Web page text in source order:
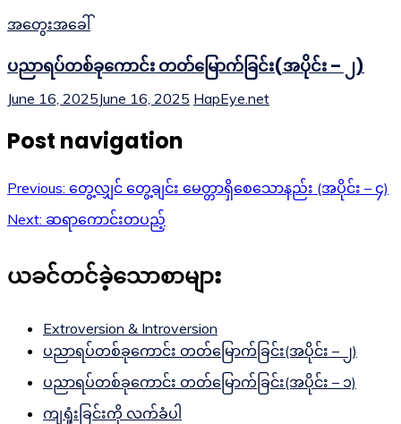
အတွေးအခေါ်
ပညာရပ်တစ်ခုကောင်း တတ်မြောက်ခြင်း(အပိုင်း – ၂)
June 16, 2025June 16, 2025 HapEye.net
Post navigation
Previous: တွေ့လျှင် တွေ့ချင်း မေတ္တာရှိစေသောနည်း (အပိုင်း – ၄)
Next: ဆရာကောင်းတပည့်
ယခင်တင်ခဲ့သောစာများ
Extroversion & Introversion
ပညာရပ်တစ်ခုကောင်း တတ်မြောက်ခြင်း(အပိုင်း – ၂)
ပညာရပ်တစ်ခုကောင်း တတ်မြောက်ခြင်း(အပိုင်း – ၁)
ကျရှုံးခြင်းကို လက်ခံပါ